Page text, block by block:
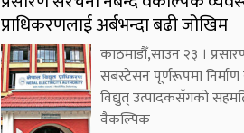
प्राधिकरणलाई अर्बभन्दा बढी जोखिम
काठमाडौँ,साउन २३ ।
सबस्टेसन पूर्णरूपमा
विद्युत् उत्पादकसँगको
वैकल्पिक